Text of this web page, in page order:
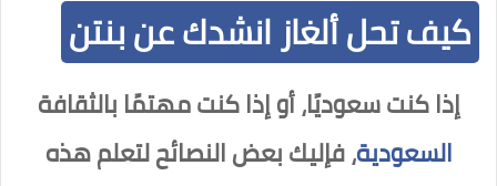
كيف تحل ألغاز انشدك عن بنتن
إذا كنت سعوديًا، أو إذا كنت مهتمًا بالثقافة
السعودية، فإليك بعض النصائح لتعلم هذه